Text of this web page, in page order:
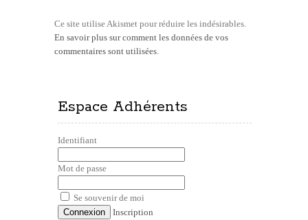
Ce site utilise Akismet pour réduire les indésirables.
En savoir plus sur comment les données de vos
commentaires sont utilisées.
Espace Adhérents
Identifiant
Mot de passe
Se souvenir de moi
Inscription